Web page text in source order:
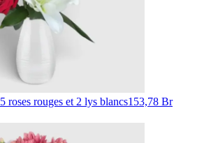
roses rouges et 2 lys blancs153,78 Br